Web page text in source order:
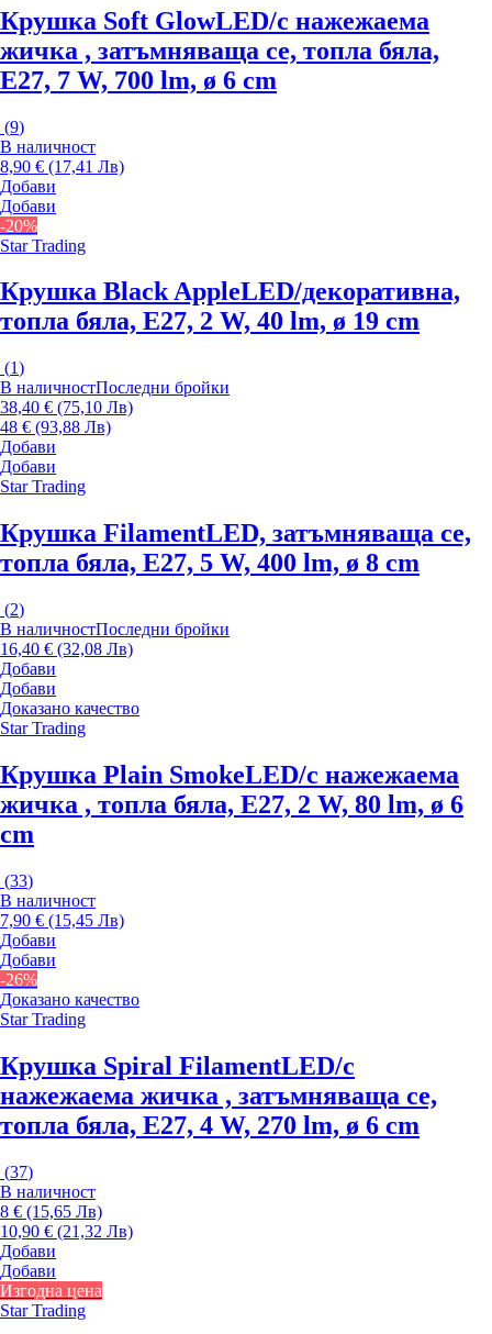
Крушка Soft GlowLED/с нажежаема
жичка , затъмняваща се, топла бяла,
E27, 7 W, 700 lm, ø 6 cm
(9)
В наличност
8,90 € (17,41 Лв)
Добави
Добави
-20%
Star Trading
Крушка Black AppleLED/декоративна,
топла бяла, E27, 2 W, 40 lm, ø 19 cm
(1)
В наличностПоследни бройки
38,40 € (75,10 Лв)
48 € (93,88 Лв)
Добави
Добави
Star Trading
Крушка FilamentLED, затъмняваща се,
топла бяла, E27, 5 W, 400 lm, ø 8 cm
(2)
В наличностПоследни бройки
16,40 € (32,08 Лв)
Добави
Добави
Доказано качество
Star Trading
Крушка Plain SmokeLED/с нажежаема
жичка , топла бяла, E27, 2 W, 80 lm, ø 6
cm
(33)
В наличност
7,90 € (15,45 Лв)
Добави
Добави
-26%
Доказано качество
Star Trading
Крушка Spiral FilamentLED/с
нажежаема жичка , затъмняваща се,
топла бяла, E27, 4 W, 270 lm, ø 6 cm
(37)
В наличност
8 € (15,65 Лв)
10,90 € (21,32 Лв)
Добави
Добави
Изгодна цена
Star Trading